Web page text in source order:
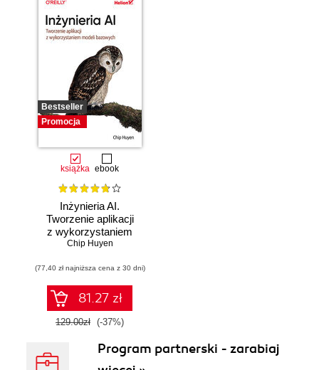
Bestseller
Promocja
książka ebook
Inżynieria AI.
Tworzenie aplikacji
z wykorzystaniem
modeli bazowych
Chip Huyen
(77,40 zł najniższa cena z 30 dni)
81.27 zł
129.00zł (-37%)
Program partnerski - zarabiaj